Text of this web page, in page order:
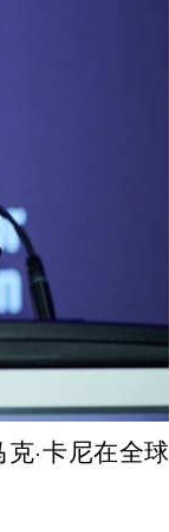
·卡尼在全球